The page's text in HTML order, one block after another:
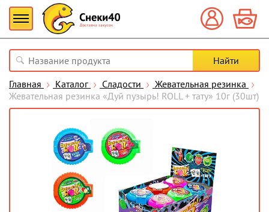
Главная Каталог Сладости
Жевательная резинка
Жевательная резинка «Дуй пузырь! ROLL + тату» 10г (30шт)